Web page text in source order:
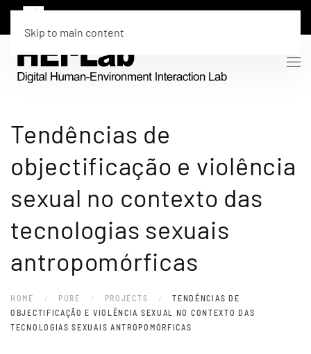
Skip to main content
Tendências de
objectificação e violência
sexual no contexto das
tecnologias sexuais
antropomórficas
HOME PURE PROJECTS
TENDÊNCIAS DE
OBJECTIFICAÇÃO E VIOLÊNCIA SEXUAL NO CONTEXTO DAS
TECNOLOGIAS SEXUAIS ANTROPOMÓRFICAS